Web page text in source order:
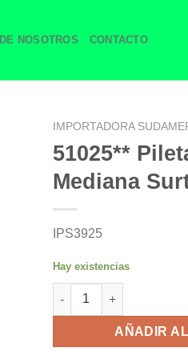
NOSOTROS CONTACTO
IMPORTADORA
51025**
Mediana
IPS3925
Hay existencias
51025** Pileta 3 Aros
AÑADIR